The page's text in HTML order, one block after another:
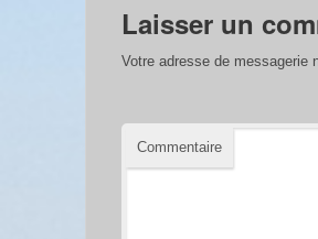
Laisser un
Votre adresse de messagerie
Commentaire